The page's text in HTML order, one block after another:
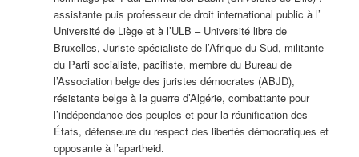
assistante puis professeur de droit international public à l’
Université de Liège et à l’ULB – Université libre de
Bruxelles, Juriste spécialiste de l’Afrique du Sud, militante
du Parti socialiste, pacifiste, membre du Bureau de
l’Association belge des juristes démocrates (ABJD),
résistante belge à la guerre d’Algérie, combattante pour
l’indépendance des peuples et pour la réunification des
États, défenseure du respect des libertés démocratiques et
opposante à l’apartheid.